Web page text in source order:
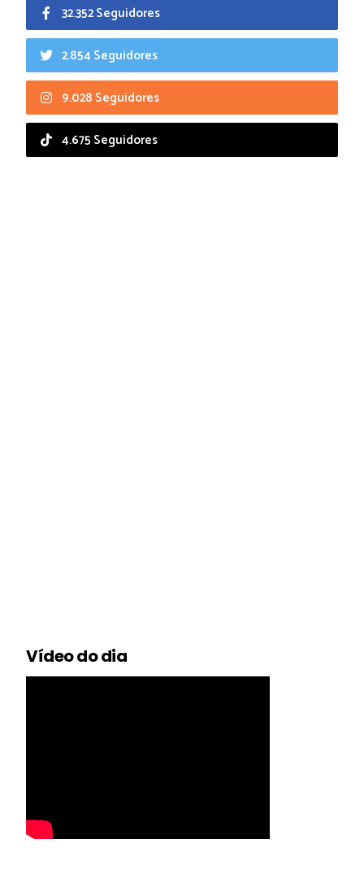
32.352 Seguidores
2.854 Seguidores
9.028 Seguidores
4.675 Seguidores
Vídeo do dia